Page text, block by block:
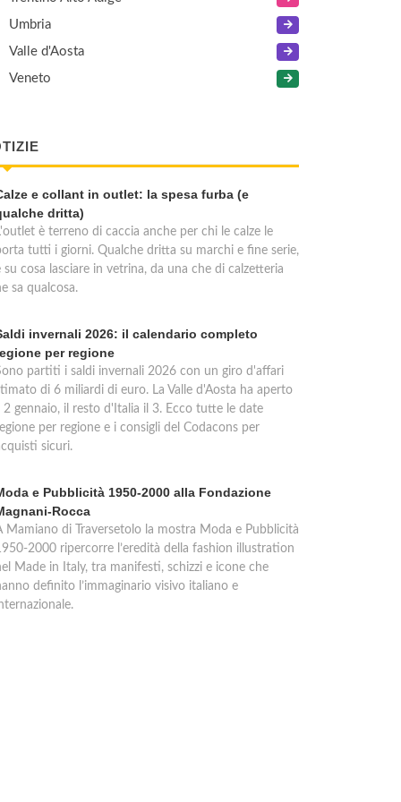
Umbria
Valle d'Aosta
Veneto
e collant in outlet: la spesa furba (e
dritta)
è terreno di caccia anche per chi le calze le
tutti i giorni. Qualche dritta su marchi e fine serie,
su cosa lasciare in vetrina, da una che di calzetteria
sa qualcosa.
invernali 2026: il calendario completo
per regione
partiti i saldi invernali 2026 con un giro d'affari
di 6 miliardi di euro. La Valle d'Aosta ha aperto
2 gennaio, il resto d'Italia il 3. Ecco tutte le date
per regione e i consigli del Codacons per
sicuri.
e Pubblicità 1950-2000 alla Fondazione
Rocca
Mamiano di Traversetolo la mostra Moda e Pubblicità
2000 ripercorre l’eredità della fashion illustration
Made in Italy, tra manifesti, schizzi e icone che
definito l’immaginario visivo italiano e